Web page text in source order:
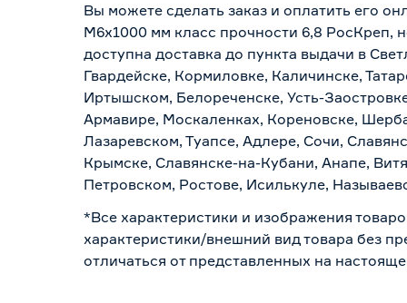
Вы можете сделать заказ и оплатить его
М6х1000 мм класс прочности 6,8 РосКреп,
доступна доставка до пункта выдачи в
Гвардейске, Кормиловке, Каличинске,
Иртышском, Белореченске, Усть-
Армавире, Москаленках, Кореновске,
Лазаревском, Туапсе, Адлере, Сочи,
Крымске, Славянске-на-Кубани, Анапе,
Петровском, Ростове, Исилькуле,
*Все характеристики и изображения
характеристики/внешний вид товара без
отличаться от представленных на